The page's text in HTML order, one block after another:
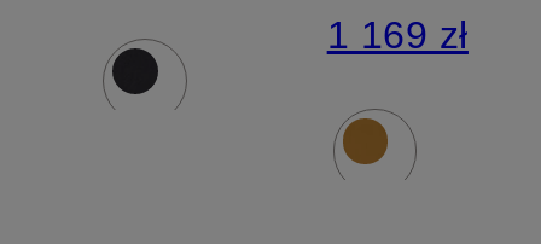
1 169 zł